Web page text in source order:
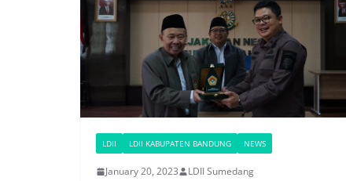
LDII LDII KABUPATEN BANDUNG NEWS
January 20, 2023 LDII Sumedang